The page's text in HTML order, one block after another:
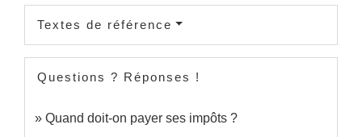
Textes de référence
Questions ? Réponses !
Quand doit-on payer ses impôts ?